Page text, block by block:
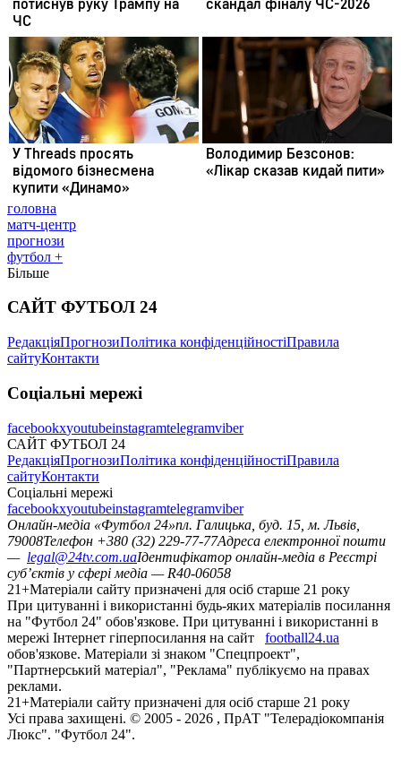
головна
матч-центр
прогнози
футбол +
Більше
САЙТ ФУТБОЛ 24
РедакціяПрогнозиПолітика конфіденційностіПравила
сайтуКонтакти
Соціальні мережі
facebookxyoutubeinstagramtelegramviber
САЙТ ФУТБОЛ 24
РедакціяПрогнозиПолітика конфіденційностіПравила
сайтуКонтакти
Соціальні мережі
facebookxyoutubeinstagramtelegramviber
Онлайн-медіа «Футбол 24»пл. Галицька, буд. 15, м. Львів,
79008Телефон +380 (32) 229-77-77Адреса електронної пошти
— legal@24tv.com.uaІдентифікатор онлайн-медіа в Реєстрі
суб’єктів у сфері медіа — R40-06058
21+Матеріали сайту призначені для осіб старше 21 року
При цитуванні і використанні будь-яких матеріалів посилання
на "Футбол 24" обов'язкове. При цитуванні і використанні в
мережі Інтернет гіперпосилання на сайт
football24.ua
обов'язкове. Матеріали зі знаком "Спецпроект",
"Партнерський матеріал", "Реклама" публікуємо на правах
реклами.
21+Матеріали сайту призначені для осіб старше 21 року
Усi права захищенi. © 2005 - 2026 , ПрАТ "Телерадіокомпанія
Люкс". "Футбол 24".